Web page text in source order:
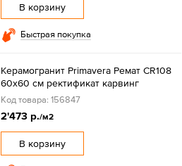
В корзину
Быстрая покупка
Керамогранит Primavera Ремат CR108
60x60 см ректификат карвинг
Код товара: 156847
2'473 р./м2
В корзину